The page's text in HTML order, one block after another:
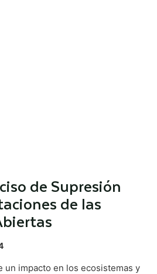
de Supresión
de las
un impacto en los ecosistemas y